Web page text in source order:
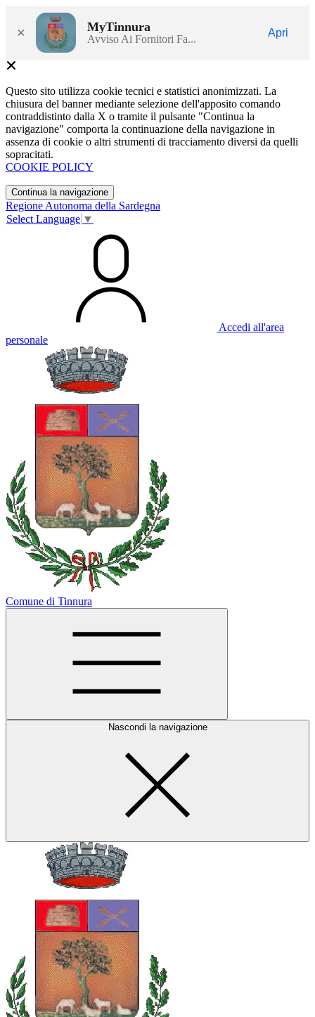
× MyTinnura
Avviso Ai Fornitori Fa...
Apri
Questo sito utilizza cookie tecnici e statistici anonimizzati. La
chiusura del banner mediante selezione dell'apposito comando
contraddistinto dalla X o tramite il pulsante "Continua la
navigazione" comporta la continuazione della navigazione in
assenza di cookie o altri strumenti di tracciamento diversi da quelli
sopracitati.
COOKIE POLICY
Continua la navigazione
Regione Autonoma della Sardegna
Select Language ▼
Accedi all'area
personale
Comune di Tinnura
Nascondi la navigazione